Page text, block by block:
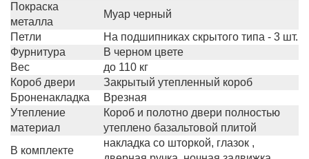
Покраска
металла
Муар черный
Петли
На подшипниках скрытого типа - 3 шт.
Фурнитура
В черном цвете
Вес
до 110 кг
Короб двери
Закрытый утепленный короб
Броненакладка
Врезная
Утепление
материал
Короб и полотно двери полностью
утеплено базальтовой плитой
В комплекте
накладка со шторкой, глазок ,